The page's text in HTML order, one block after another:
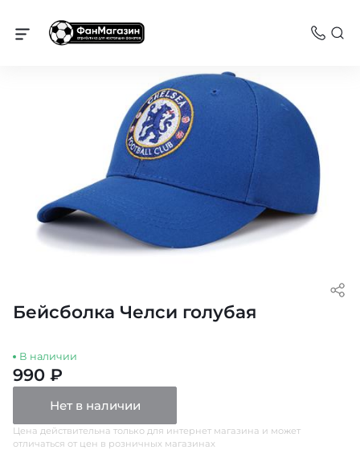
Челси
Бейсболка Челси голубая
В наличии
990 ₽
Нет в наличии
Цена действительна только для интернет магазина и может
отличаться от цен в розничных магазинах